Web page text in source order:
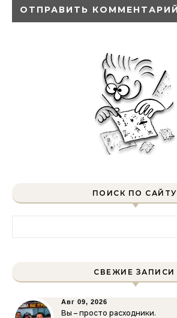
ПОИСК ПО САЙТУ
СВЕЖИЕ ЗАПИСИ
Авг 09, 2026
Вы – просто расходники.